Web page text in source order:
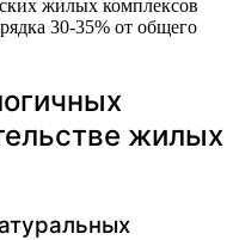
жилых комплексов
30-35% от общего
жилых